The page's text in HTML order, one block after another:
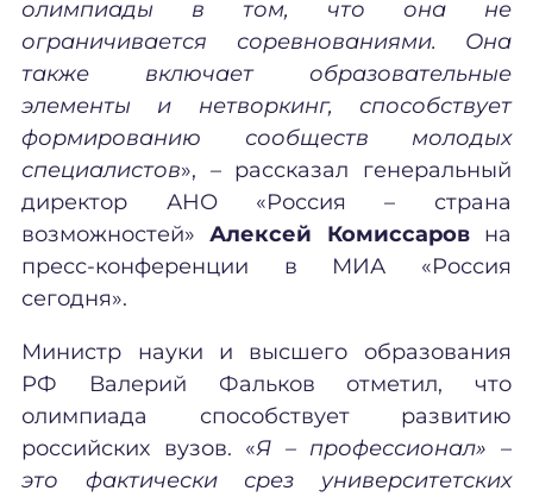
олимпиады в том, что она не
ограничивается соревнованиями. Она
также включает образовательные
элементы и нетворкинг, способствует
формированию сообществ молодых
специалистов», – рассказал генеральный
директор АНО «Россия – страна
возможностей»Алексей Комиссаровна
пресс-конференции в МИА «Россия
сегодня».
Министр науки и высшего образования
РФ Валерий Фальков отметил, что
олимпиада способствует развитию
российских вузов. «Я – профессионал» –
это фактически срез университетских